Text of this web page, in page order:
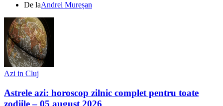
De laAndrei Mureșan
Azi in Cluj
Astrele azi: horoscop zilnic complet pentru toate
zodiile – 05 august 2026